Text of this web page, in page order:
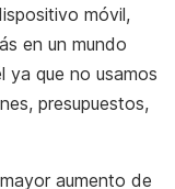
móvil,
en un mundo
ya que no usamos
presupuestos,
aumento de